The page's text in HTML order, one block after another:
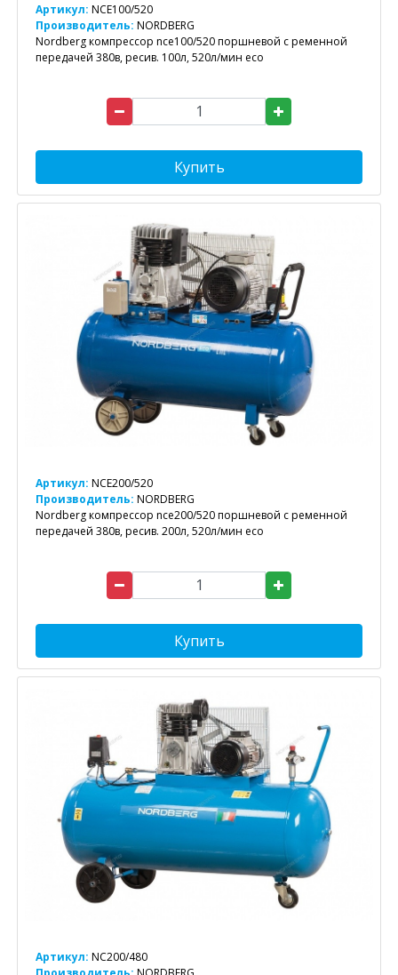
Артикул: NCE100/520
Производитель: NORDBERG
Nordberg компрессор nce100/520 поршневой с ременной
передачей 380в, ресив. 100л, 520л/мин eco
Купить
Артикул: NCE200/520
Производитель: NORDBERG
Nordberg компрессор nce200/520 поршневой с ременной
передачей 380в, ресив. 200л, 520л/мин eco
Купить
Артикул: NC200/480